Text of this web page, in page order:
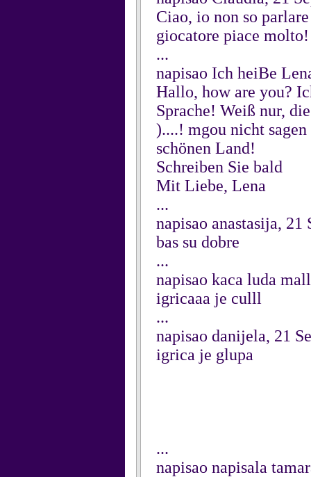
Ciao, io non so
giocatore piace
...
napisao Ich heiBe
Hallo, how are you?
Sprache! Weiß nur,
)....! mgou nicht
schönen Land!
Schreiben Sie bald
Mit Liebe, Lena
...
napisao anastasija, 21
bas su dobre
...
napisao kaca luda
igricaaa je culll
...
napisao danijela, 21
igrica je glupa
...
napisao napisala